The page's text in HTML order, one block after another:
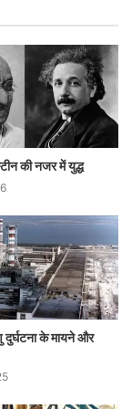
की
पाएँगे।
विश्‍वनाथ
आबादी
की नजर में युद्ध
दुर्घटना के मायने और